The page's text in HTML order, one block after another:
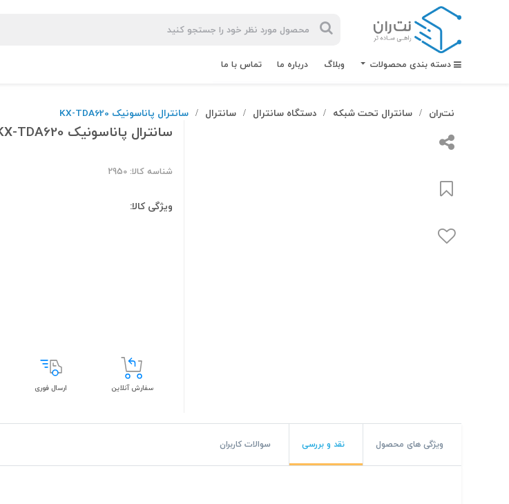
دسته بندی محصولات وبلاگ درباره ما تماس با ما
#ترانکینگ لگراند
#ترانکینگ دانوب
نت‌ران / سانترال تحت شبکه / دستگاه سانترال / سانترال / سانترال پاناسونیک KX-TDA620
سانترال پاناسونیک KX-TDA620
شناسه کالا: 2950
ویژگی کالا:
سفارش آنلاین ارسال فوری
ویژگی های محصول نقد و بررسی سوالات کاربران